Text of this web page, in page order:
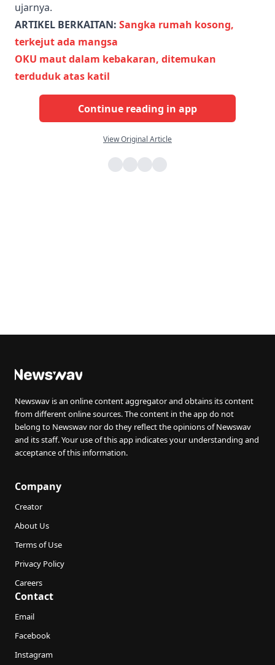
ujarnya.
ARTIKEL BERKAITAN: Sangka rumah kosong,
terkejut ada mangsa
OKU maut dalam kebakaran, ditemukan
terduduk atas katil
Continue reading in app
View Original Article
Newswav is an online content aggregator and obtains its content
from different online sources. The content in the app do not
belong to Newswav nor do they reflect the opinions of Newswav
and its staff. Your use of this app indicates your understanding and
acceptance of this information.
Company
Creator
About Us
Terms of Use
Privacy Policy
Careers
Contact
Email
Facebook
Instagram